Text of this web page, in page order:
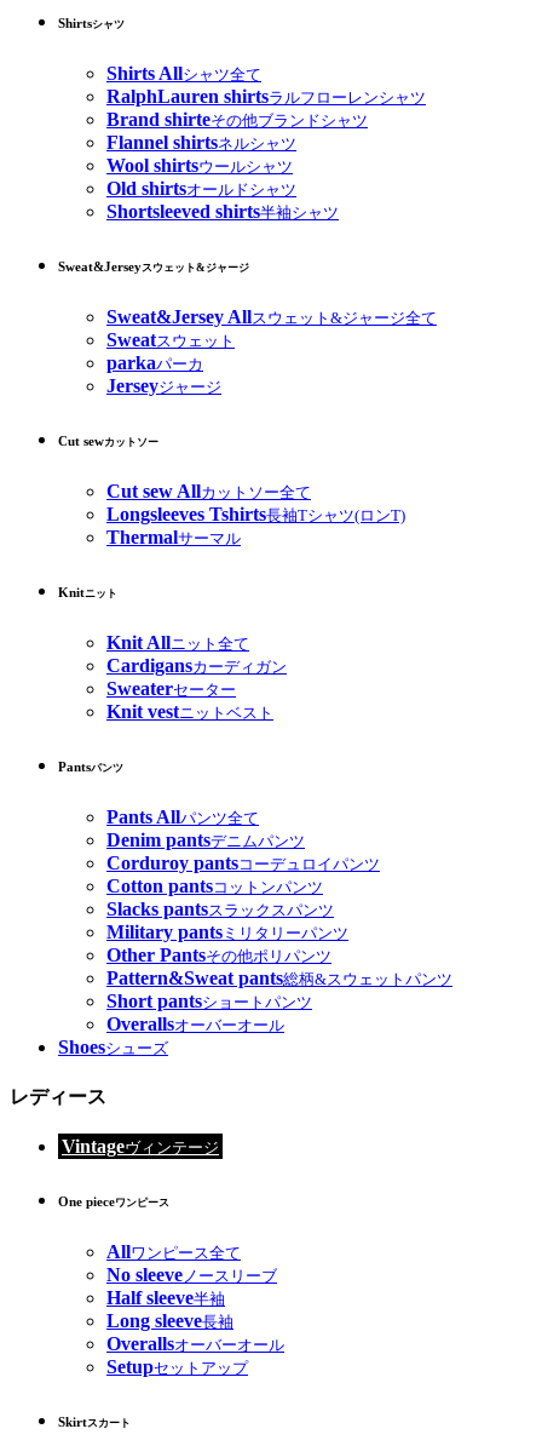
Shirtsシャツ
Shirts Allシャツ全て
RalphLauren shirtsラルフローレンシャツ
Brand shirteその他ブランドシャツ
Flannel shirtsネルシャツ
Wool shirtsウールシャツ
Old shirtsオールドシャツ
Shortsleeved shirts半袖シャツ
Sweat&Jerseyスウェット&ジャージ
Sweat&Jersey Allスウェット&ジャージ全て
Sweatスウェット
parkaパーカ
Jerseyジャージ
Cut sewカットソー
Cut sew Allカットソー全て
Longsleeves Tshirts長袖Tシャツ(ロンT)
Thermalサーマル
Knitニット
Knit Allニット全て
Cardigansカーディガン
Sweaterセーター
Knit vestニットベスト
Pantsパンツ
Pants Allパンツ全て
Denim pantsデニムパンツ
Corduroy pantsコーデュロイパンツ
Cotton pantsコットンパンツ
Slacks pantsスラックスパンツ
Military pants ミリタリーパンツ
Other Pantsその他ポリパンツ
Pattern&Sweat pants総柄&スウェットパンツ
Short pantsショートパンツ
Overallsオーバーオール
Shoesシューズ
レディース
Vintageヴィンテージ
One pieceワンピース
Allワンピース全て
No sleeveノースリーブ
Half sleeve半袖
Long sleeve長袖
Overallsオーバーオール
Setupセットアップ
Skirtスカート